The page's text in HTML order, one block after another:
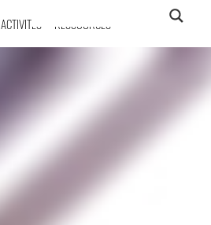
ACTIVITÉS RESSOURCES